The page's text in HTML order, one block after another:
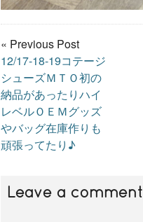
« Previous Post
12/17-18-19コテージ
シューズＭＴＯ初の
納品があったりハイ
レベルＯＥＭグッズ
やバッグ在庫作りも
頑張ってたり♪
Leave a comment